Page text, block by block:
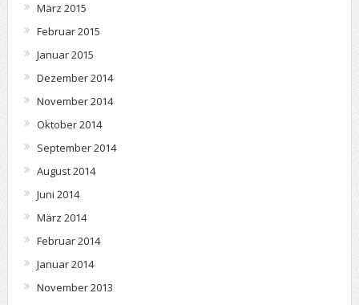
März 2015
Februar 2015
Januar 2015
Dezember 2014
November 2014
Oktober 2014
September 2014
August 2014
Juni 2014
März 2014
Februar 2014
Januar 2014
November 2013